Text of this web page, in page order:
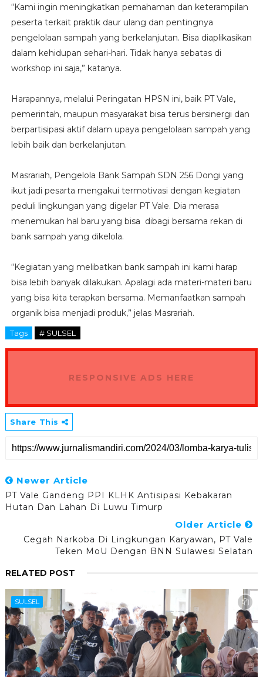
“Kami ingin meningkatkan pemahaman dan keterampilan
peserta terkait praktik daur ulang dan pentingnya
pengelolaan sampah yang berkelanjutan. Bisa diaplikasikan
dalam kehidupan sehari-hari. Tidak hanya sebatas di
workshop ini saja,” katanya.
Harapannya, melalui Peringatan HPSN ini, baik PT Vale,
pemerintah, maupun masyarakat bisa terus bersinergi dan
berpartisipasi aktif dalam upaya pengelolaan sampah yang
lebih baik dan berkelanjutan.
Masrariah, Pengelola Bank Sampah SDN 256 Dongi yang
ikut jadi pesarta mengakui termotivasi dengan kegiatan
peduli lingkungan yang digelar PT Vale. Dia merasa
menemukan hal baru yang bisa dibagi bersama rekan di
bank sampah yang dikelola.
“Kegiatan yang melibatkan bank sampah ini kami harap
bisa lebih banyak dilakukan. Apalagi ada materi-materi baru
yang bisa kita terapkan bersama. Memanfaatkan sampah
organik bisa menjadi produk,” jelas Masrariah.
Tags # SULSEL
RESPONSIVE ADS HERE
Share This
Newer Article
PT Vale Gandeng PPI KLHK Antisipasi Kebakaran
Hutan Dan Lahan Di Luwu Timurp
Older Article
Cegah Narkoba Di Lingkungan Karyawan, PT Vale
Teken MoU Dengan BNN Sulawesi Selatan
RELATED POST
SULSEL